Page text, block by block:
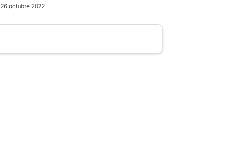
26 octubre 2022